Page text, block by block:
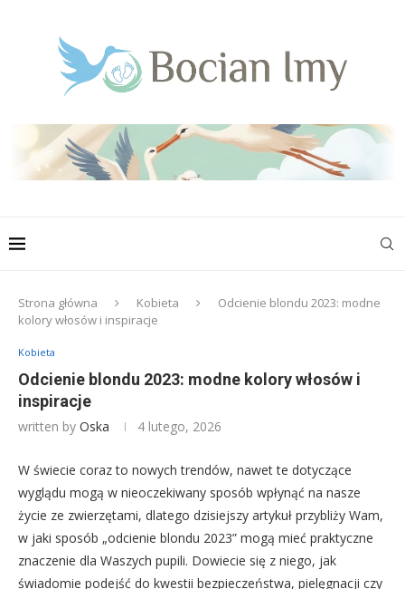
Strona główna Kobieta
Odcienie blondu 2023: modne
kolory włosów i inspiracje
Kobieta
Odcienie blondu 2023: modne kolory włosów i
inspiracje
written by Oska 4 lutego, 2026
W świecie coraz to nowych trendów, nawet te dotyczące
wyglądu mogą w nieoczekiwany sposób wpłynąć na nasze
życie ze zwierzętami, dlatego dzisiejszy artykuł przybliży Wam,
w jaki sposób „odcienie blondu 2023” mogą mieć praktyczne
znaczenie dla Waszych pupili. Dowiecie się z niego, jak
świadomie podejść do kwestii bezpieczeństwa, pielęgnacji czy